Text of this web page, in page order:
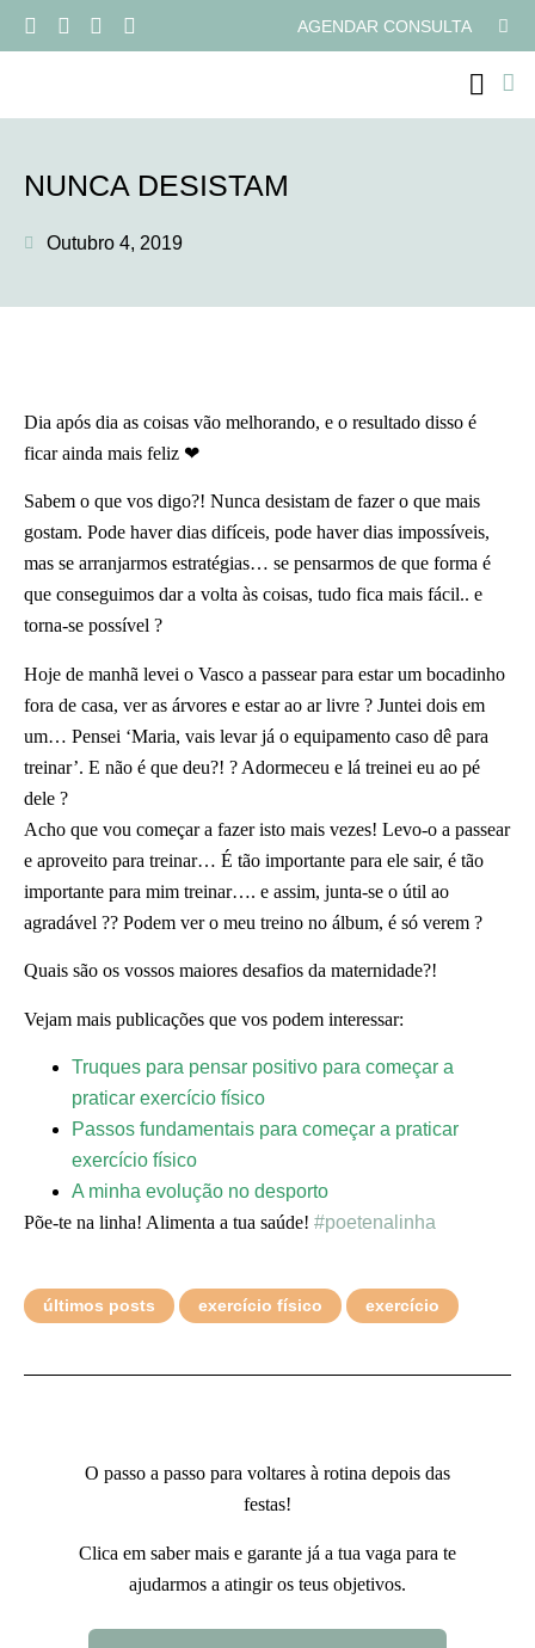
AGENDAR CONSULTA
NUNCA DESISTAM
Outubro 4, 2019
Dia após dia as coisas vão melhorando, e o resultado disso é
ficar ainda mais feliz ❤
Sabem o que vos digo?! Nunca desistam de fazer o que mais
gostam. Pode haver dias difíceis, pode haver dias impossíveis,
mas se arranjarmos estratégias… se pensarmos de que forma é
que conseguimos dar a volta às coisas, tudo fica mais fácil.. e
torna-se possível ?
Hoje de manhã levei o Vasco a passear para estar um bocadinho
fora de casa, ver as árvores e estar ao ar livre ? Juntei dois em
um… Pensei ‘Maria, vais levar já o equipamento caso dê para
treinar’. E não é que deu?! ? Adormeceu e lá treinei eu ao pé
dele ?
Acho que vou começar a fazer isto mais vezes! Levo-o a passear
e aproveito para treinar… É tão importante para ele sair, é tão
importante para mim treinar…. e assim, junta-se o útil ao
agradável ?? Podem ver o meu treino no álbum, é só verem ?
Quais são os vossos maiores desafios da maternidade?!
Vejam mais publicações que vos podem interessar:
Truques para pensar positivo para começar a
praticar exercício físico
Passos fundamentais para começar a praticar
exercício físico
A minha evolução no desporto
Põe-te na linha! Alimenta a tua saúde! #poetenalinha
últimos posts exercício físico exercício
O passo a passo para voltares à rotina depois das
festas!
Clica em saber mais e garante já a tua vaga para te
ajudarmos a atingir os teus objetivos.